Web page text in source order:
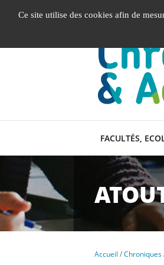
FACULTÉS,
Accueil Chroniques
Ce site utilise des cookies afin de